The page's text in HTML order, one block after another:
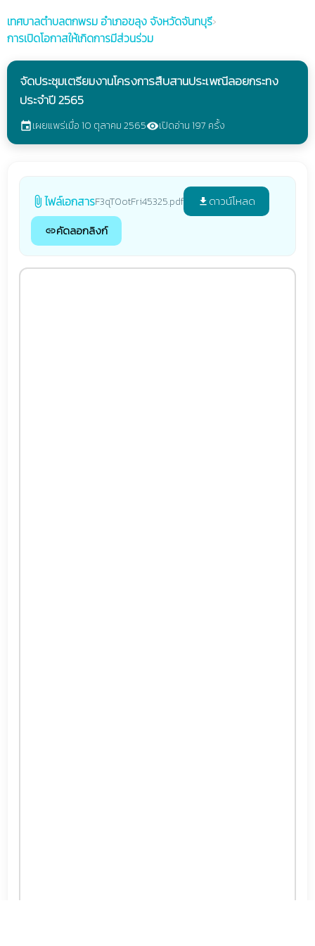
เทศบาลตำบลตกพรม อำเภอขลุง จังหวัดจันทบุรี›
การเปิดโอกาสให้เกิดการมีส่วนร่วม
จัดประชุมเตรียมงานโครงการสืบสานประเพณีลอยกระทง
ประจำปี 2565
eventเผยแพร่เมื่อ 10 ตุลาคม 2565visibilityเปิดอ่าน 197 ครั้ง
attach_fileไฟล์เอกสารF3qT0otFri45325.pdf file_download ดาวน์โหลด
linkคัดลอกลิงก์